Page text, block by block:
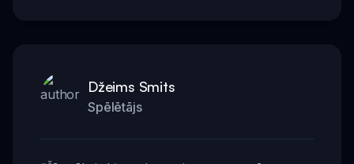
Džeims Smits
Spēlētājs